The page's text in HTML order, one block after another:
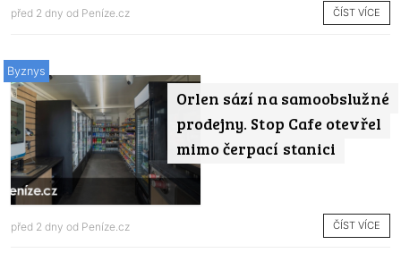
před 2 dny od Peníze.cz ČÍST VÍCE
Orlen sází na samoobslužné
prodejny. Stop Cafe otevřel
mimo čerpací stanici
Byznys
před 2 dny od Peníze.cz ČÍST VÍCE